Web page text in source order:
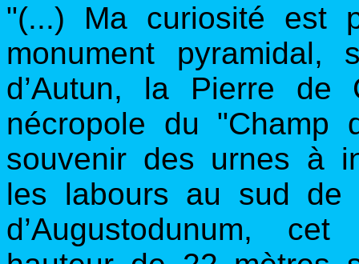
"(...) Ma curiosité est
monument
d’Autun, la Pierre de
nécropole du "Champ
souvenir des urnes à
les labours au sud de
d’Augustodunum,